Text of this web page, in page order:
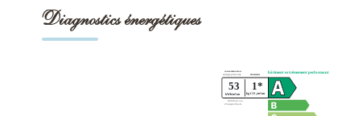
Diagnostics énergétiques